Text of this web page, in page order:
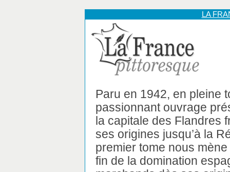
LA
Paru en 1942, en pleine
passionnant ouvrage
la capitale des Flandres
ses origines jusqu’à la
premier tome nous
fin de la domination